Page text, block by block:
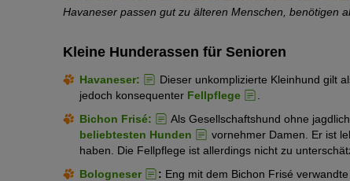
Havaneser passen gut zu älteren Menschen, benötigen
Kleine Hunderassen für Senioren
Havaneser:
Dieser unkomplizierte Kleinhund gilt
jedoch konsequenter Fellpflege
.
Bichon Frisé:
Als Gesellschaftshund ohne
beliebtesten Hunden
vornehmer Damen. Er ist
haben. Die Fellpflege ist allerdings nicht zu
Bologneser
: Eng mit dem Bichon Frisé